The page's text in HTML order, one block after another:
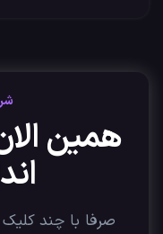
همین
صرفا با چند کلیک